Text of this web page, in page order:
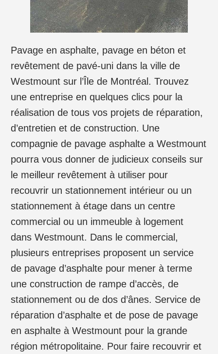
Pavage en asphalte, pavage en béton et
revêtement de pavé-uni dans la ville de
Westmount sur l’Île de Montréal. Trouvez
une entreprise en quelques clics pour la
réalisation de tous vos projets de réparation,
d’entretien et de construction. Une
compagnie de pavage asphalte a Westmount
pourra vous donner de judicieux conseils sur
le meilleur revêtement à utiliser pour
recouvrir un stationnement intérieur ou un
stationnement à étage dans un centre
commercial ou un immeuble à logement
dans Westmount. Dans le commercial,
plusieurs entreprises proposent un service
de pavage d’asphalte pour mener à terme
une construction de rampe d’accès, de
stationnement ou de dos d’ânes. Service de
réparation d’asphalte et de pose de pavage
en asphalte à Westmount pour la grande
région métropolitaine. Pour faire recouvrir et